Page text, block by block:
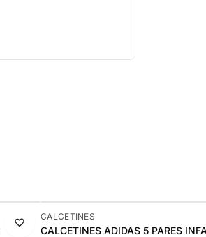
-13%
CALCETINES
CALCETINES ADIDAS 5 PARES